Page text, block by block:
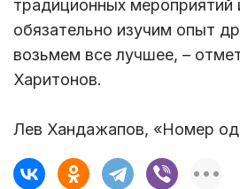
традиционных
обязательно изучим опыт
возьмем все лучшее, –
Харитонов.
Лев Хандажапов, «Номер